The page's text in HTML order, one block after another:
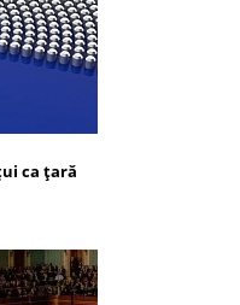
ca țară